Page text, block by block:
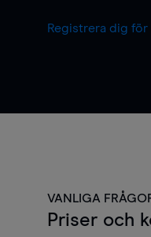
Registrera dig
VANLIGA
Priser och